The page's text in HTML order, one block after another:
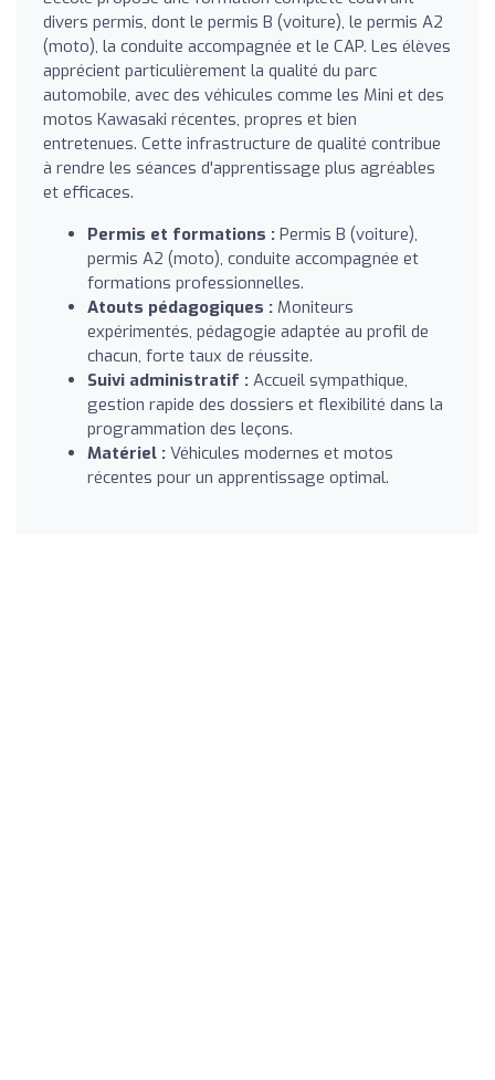
divers permis, dont le permis B (voiture), le permis A2
(moto), la conduite accompagnée et le CAP. Les élèves
apprécient particulièrement la qualité du parc
automobile, avec des véhicules comme les Mini et des
motos Kawasaki récentes, propres et bien
entretenues. Cette infrastructure de qualité contribue
à rendre les séances d'apprentissage plus agréables
et efficaces.
Permis et formations : Permis B (voiture),
permis A2 (moto), conduite accompagnée et
formations professionnelles.
Atouts pédagogiques : Moniteurs
expérimentés, pédagogie adaptée au profil de
chacun, forte taux de réussite.
Suivi administratif : Accueil sympathique,
gestion rapide des dossiers et flexibilité dans la
programmation des leçons.
Matériel : Véhicules modernes et motos
récentes pour un apprentissage optimal.